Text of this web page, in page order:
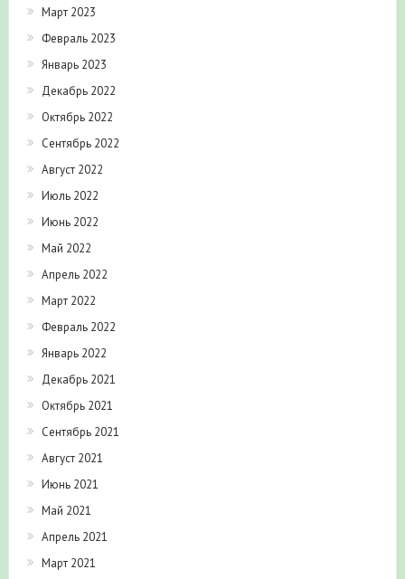
Март 2023
Февраль 2023
Январь 2023
Декабрь 2022
Октябрь 2022
Сентябрь 2022
Август 2022
Июль 2022
Июнь 2022
Май 2022
Апрель 2022
Март 2022
Февраль 2022
Январь 2022
Декабрь 2021
Октябрь 2021
Сентябрь 2021
Август 2021
Июнь 2021
Май 2021
Апрель 2021
Март 2021